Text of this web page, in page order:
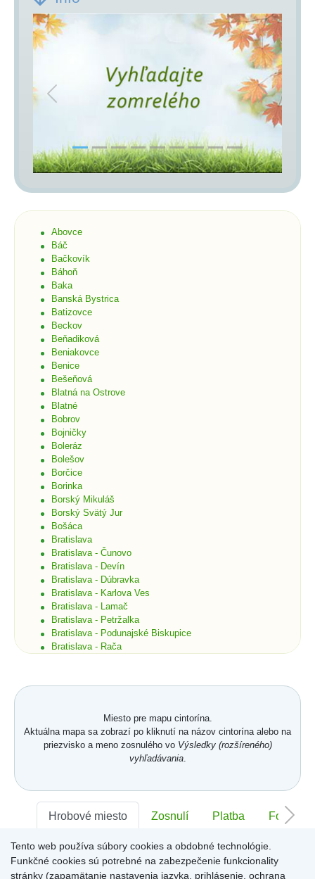
Previous Next
Abovce
Báč
Bačkovík
Báhoň
Baka
Banská Bystrica
Batizovce
Beckov
Beňadiková
Beniakovce
Benice
Bešeňová
Blatná na Ostrove
Blatné
Bobrov
Bojničky
Boleráz
Bolešov
Borčice
Borinka
Borský Mikuláš
Borský Svätý Jur
Bošáca
Bratislava
Bratislava - Čunovo
Bratislava - Devín
Bratislava - Dúbravka
Bratislava - Karlova Ves
Bratislava - Lamač
Bratislava - Petržalka
Bratislava - Podunajské Biskupice
Bratislava - Rača
Bratislava - Staré Mesto
Bratislava - Vrakuňa
Bratislava - Záhorská Bystrica
Brekov
Budmerice
Bukovec okr. Košice
Buzica
Bystrany
Bystrička
Miesto pre mapu cintorína.
Aktuálna mapa sa zobrazí po kliknutí na názov cintorína alebo na
priezvisko a meno zosnulého vo Výsledky (rozšíreného)
vyhľadávania.
Hrobové miesto Zosnulí Platba Foto
Sektor:- Rad:- Číslo:-
Tento web používa súbory cookies a obdobné technológie.
Funkčné cookies sú potrebné na zabezpečenie funkcionality
stránky (zapamätanie nastavenia jazyka, prihlásenie, ochrana